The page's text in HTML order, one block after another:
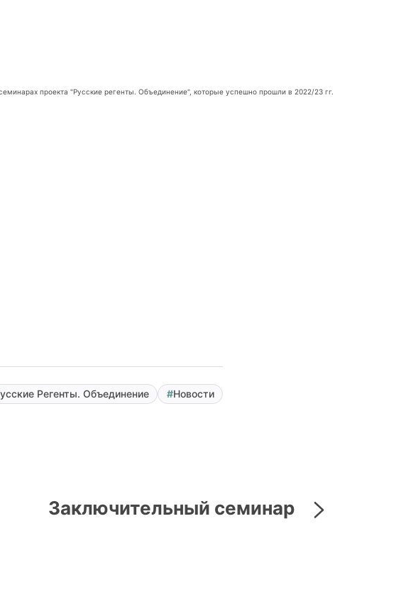
проекта "Русские регенты. Объединение", которые успешно прошли в 2022/23 гг.
Регенты. Объединение Новости
Заключительный семинар